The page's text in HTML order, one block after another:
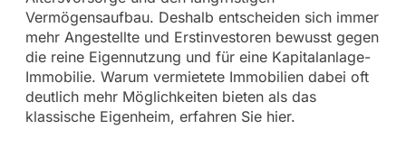
Vermögensaufbau. Deshalb entscheiden sich immer
mehr Angestellte und Erstinvestoren bewusst gegen
die reine Eigennutzung und für eine Kapitalanlage-
Immobilie. Warum vermietete Immobilien dabei oft
deutlich mehr Möglichkeiten bieten als das
klassische Eigenheim, erfahren Sie hier.